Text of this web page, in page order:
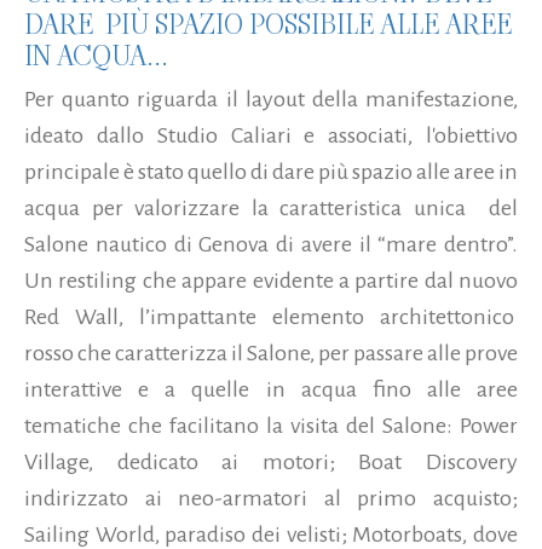
DARE PIÙ SPAZIO POSSIBILE ALLE AREE
IN ACQUA...
Per quanto riguarda il layout della manifestazione,
ideato dallo Studio Caliari e associati, l'obiettivo
principale è stato quello di dare più spazio alle aree in
acqua per valorizzare la caratteristica unica del
Salone nautico di Genova di avere il “mare dentro”.
Un restiling che appare evidente a partire dal nuovo
Red Wall, l’impattante elemento architettonico
rosso che caratterizza il Salone, per passare alle prove
interattive e a quelle in acqua fino alle aree
tematiche che facilitano la visita del Salone: Power
Village, dedicato ai motori; Boat Discovery
indirizzato ai neo-armatori al primo acquisto;
Sailing World, paradiso dei velisti; Motorboats, dove